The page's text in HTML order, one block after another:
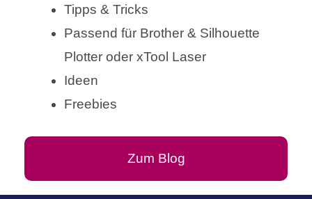
Tipps & Tricks
Passend für Brother & Silhouette
Plotter oder xTool Laser
Ideen
Freebies
Zum Blog